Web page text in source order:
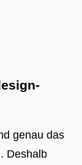
genau das
Deshalb